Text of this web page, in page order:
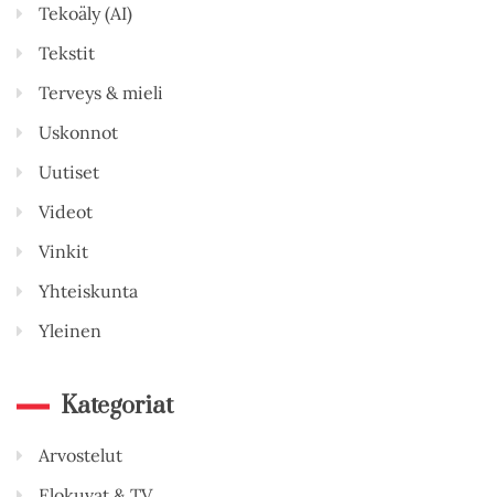
Tekoäly (AI)
Tekstit
Terveys & mieli
Uskonnot
Uutiset
Videot
Vinkit
Yhteiskunta
Yleinen
Kategoriat
Arvostelut